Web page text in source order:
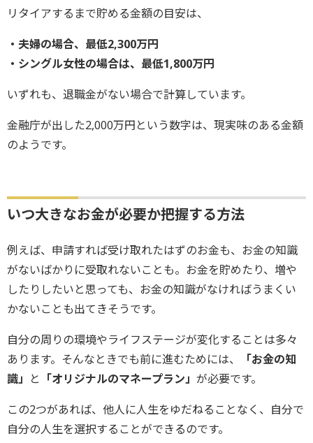
リタイアするまで貯める金額の目安は、
・夫婦の場合、最低2,300万円
・シングル女性の場合は、最低1,800万円
いずれも、退職金がない場合で計算しています。
金融庁が出した2,000万円という数字は、現実味のある金額
のようです。
いつ大きなお金が必要か把握する方法
例えば、申請すれば受け取れたはずのお金も、お金の知識
がないばかりに受取れないことも。お金を貯めたり、増や
したりしたいと思っても、お金の知識がなければうまくい
かないことも出てきそうです。
自分の周りの環境やライフステージが変化することは多々
あります。そんなときでも前に進むためには、
「お金の知
識」 と 「オリジナルのマネープラン」 が必要です。
この2つがあれば、他人に人生をゆだねることなく、自分で
自分の人生を選択することができるのです。